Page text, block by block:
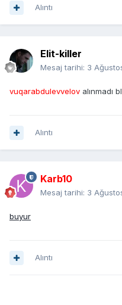
Alıntı
Elit-killer
Mesaj tarihi: 3
vuqarabdulevvelov alınmadı
Alıntı
Karb10
Mesaj tarihi: 3
buyur
Alıntı